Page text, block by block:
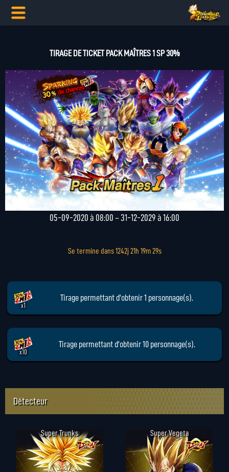
TIRAGE DE TICKET PACK MAÎTRES 1 SP 30%
05-09-2020 à 08:00 ~ 31-12-2029 à 16:00
Se termine dans1242j 21h 19m 28s
x1
Tirage permettant d'obtenir 1 personnage(s).
x10
Tirage permettant d'obtenir 10 personnage(s).
Détecteur
Super Trunks Super Vegeta